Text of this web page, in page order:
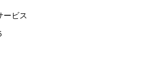
ービス